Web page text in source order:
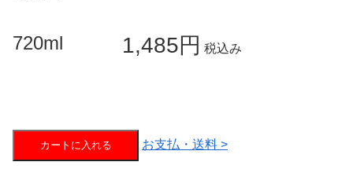
720ml 1,485円 税込み
カートに入れる お支払・送料 >